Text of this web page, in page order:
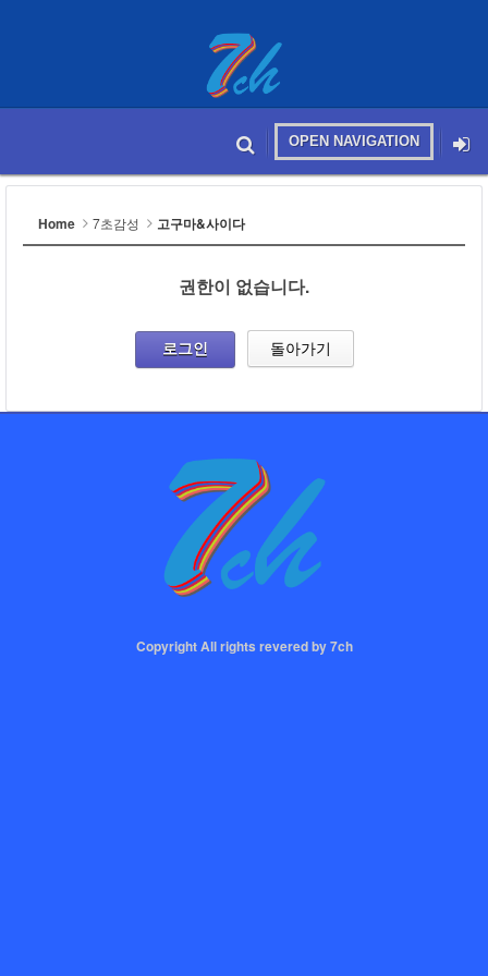
메뉴 건너뛰기
OPEN NAVIGATION
본문시작
Home 7초감성 고구마&사이다
권한이 없습니다.
로그인 돌아가기
Copyright All rights revered by 7ch